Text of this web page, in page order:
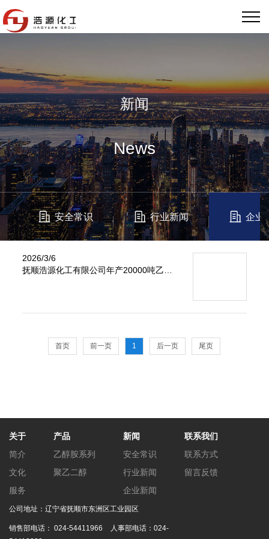
新闻
News
安全常识 行业新闻 企业
2026/3/6
抚顺浩源化工有限公司年产20000吨乙氧
首页 前一页 1 后一页 尾页
关于
简介
文化
服务
产品
乙醇胺系列
聚乙二醇
新闻
安全常识
行业新闻
企业新闻
联系我们
联系方式
留言反馈
公司地址：辽宁省抚顺市东洲区工业园区
销售部电话： 024-54411966 人事部电话： 024-